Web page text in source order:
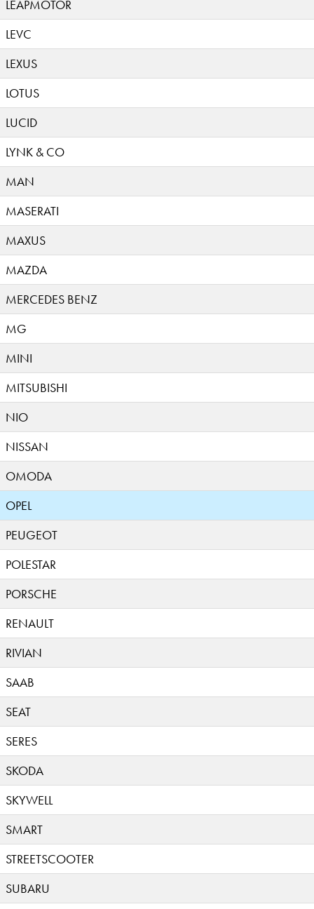
LEAPMOTOR
LEVC
LEXUS
LOTUS
LUCID
LYNK & CO
MAN
MASERATI
MAXUS
MAZDA
MERCEDES BENZ
MG
MINI
MITSUBISHI
NIO
NISSAN
OMODA
OPEL
PEUGEOT
POLESTAR
PORSCHE
RENAULT
RIVIAN
SAAB
SEAT
SERES
SKODA
SKYWELL
SMART
STREETSCOOTER
SUBARU